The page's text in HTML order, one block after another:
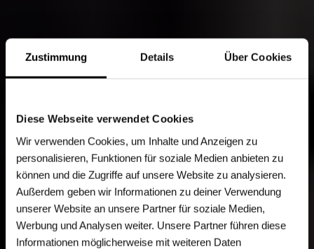
Zustimmung Details Über Cookies
Diese Webseite verwendet Cookies
Wir verwenden Cookies, um Inhalte und Anzeigen zu
personalisieren, Funktionen für soziale Medien anbieten zu
können und die Zugriffe auf unsere Website zu analysieren.
Außerdem geben wir Informationen zu deiner Verwendung
unserer Website an unsere Partner für soziale Medien,
Werbung und Analysen weiter. Unsere Partner führen diese
Informationen möglicherweise mit weiteren Daten